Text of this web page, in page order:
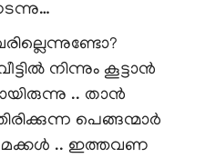
നിന്നും കൂട്ടാൻ
.. താൻ
പെങ്ങന്മാർ
മക്കൾ .. ഇത്തവണ